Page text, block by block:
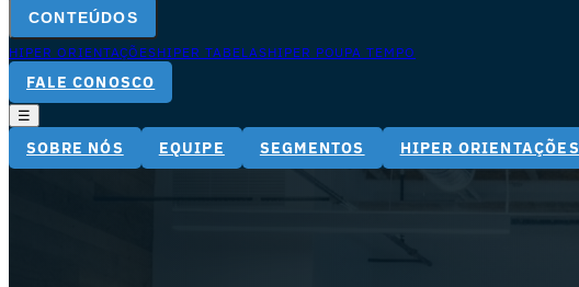
CONTEÚDOS
HIPER ORIENTAÇÕESHIPER TABELASHIPER POUPA TEMPO
FALE CONOSCO
☰
SOBRE NÓS EQUIPE SEGMENTOS HIPER ORIENTAÇÕES